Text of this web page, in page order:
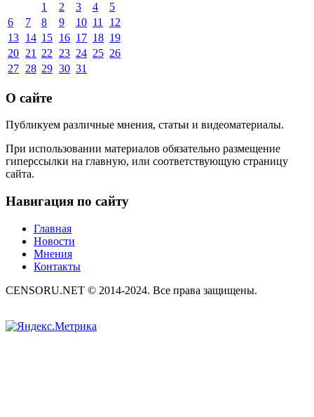
1 2 3 4
5
6
7 8 9 10 11
12
13 14 15 16 17 18 19
20 21 22 23 24 25 26
27 28 29 30 31
О сайте
Публикуем различные мнения, статьи и видеоматериалы.
При использовании материалов обязательно размещение
гиперссылки на главную, или соответствующую страницу
сайта.
Навигация по сайту
Главная
Новости
Мнения
Контакты
CENSORU.NET © 2014-2024. Все права защищены.